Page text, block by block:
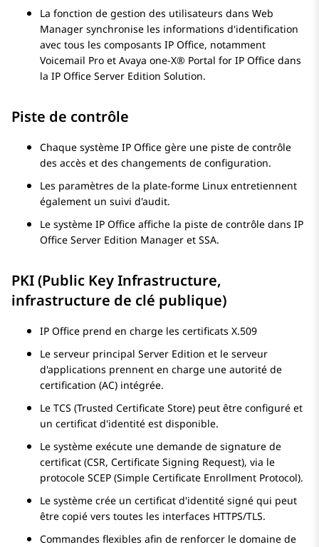
La fonction de gestion des utilisateurs dans Web
Manager synchronise les informations d'identification
avec tous les composants IP Office, notamment
Voicemail Pro et Avaya one-X® Portal for IP Office dans
la IP Office Server Edition Solution.
Piste de contrôle
Chaque système IP Office gère une piste de contrôle
des accès et des changements de configuration.
Les paramètres de la plate-forme Linux entretiennent
également un suivi d'audit.
Le système IP Office affiche la piste de contrôle dans IP
Office Server Edition Manager et SSA.
PKI (Public Key Infrastructure,
infrastructure de clé publique)
IP Office prend en charge les certificats X.509
Le serveur principal Server Edition et le serveur
d'applications prennent en charge une autorité de
certification (AC) intégrée.
Le TCS (Trusted Certificate Store) peut être configuré et
un certificat d'identité est disponible.
Le système exécute une demande de signature de
certificat (CSR, Certificate Signing Request), via le
protocole SCEP (Simple Certificate Enrollment Protocol).
Le système crée un certificat d'identité signé qui peut
être copié vers toutes les interfaces HTTPS/TLS.
Commandes flexibles afin de renforcer le domaine de